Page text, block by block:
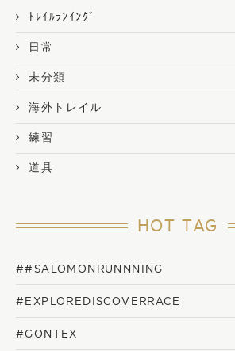
ﾄﾚｲﾙﾗﾝｲﾝｸﾞ
日常
未分類
海外トレイル
練習
道具
HOT TAG
##SALOMONRUNNNING
#EXPLOREDISCOVERRACE
#GONTEX